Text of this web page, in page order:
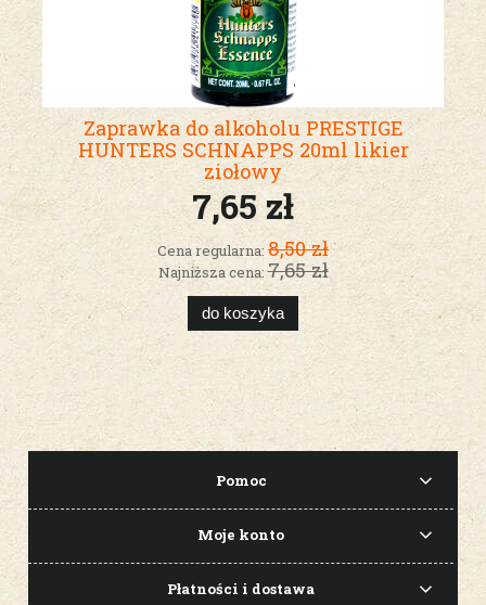
Zaprawka do alkoholu PRESTIGE
HUNTERS SCHNAPPS 20ml likier
ziołowy
7,65 zł
Cena regularna: 8,50 zł
Najniższa cena:7,65 zł
do koszyka
Pomoc
Moje konto
Płatności i dostawa